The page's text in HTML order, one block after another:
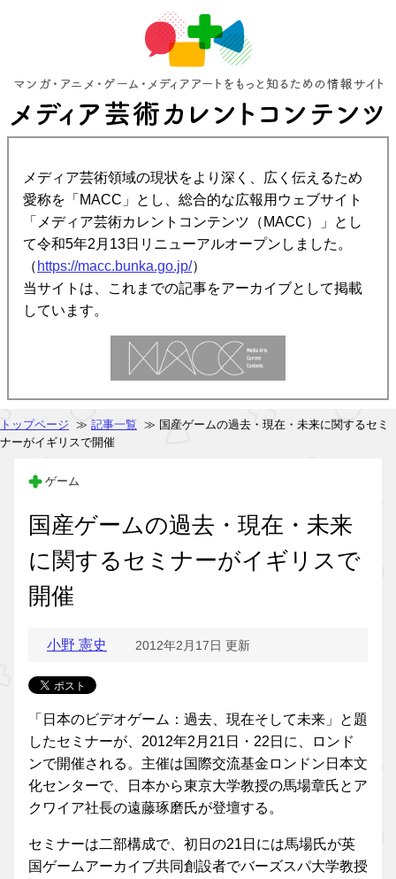
メディア芸術領域の現状をより深く、広く伝えるため
愛称を「MACC」とし、総合的な広報用ウェブサイト
「メディア芸術カレントコンテンツ（MACC）」とし
て令和5年2月13日リニューアルオープンしました。
（ https://macc.bunka.go.jp/）
当サイトは、これまでの記事をアーカイブとして掲載
しています。
トップページ ≫ 記事一覧 ≫ 国産ゲームの過去・現在・未来に関するセミ
ナーがイギリスで開催
ゲーム
国産ゲームの過去・現在・未来
に関するセミナーがイギリスで
開催
小野 憲史 2012年2月17日 更新
「日本のビデオゲーム：過去、現在そして未来」と題
したセミナーが、2012年2月21日・22日に、ロンド
ンで開催される。主催は国際交流基金ロンドン日本文
化センターで、日本から東京大学教授の馬場章氏とア
クワイア社長の遠藤琢磨氏が登壇する。
セミナーは二部構成で、初日の21日には馬場氏が英
国ゲームアーカイブ共同創設者でバーズスパ大学教授